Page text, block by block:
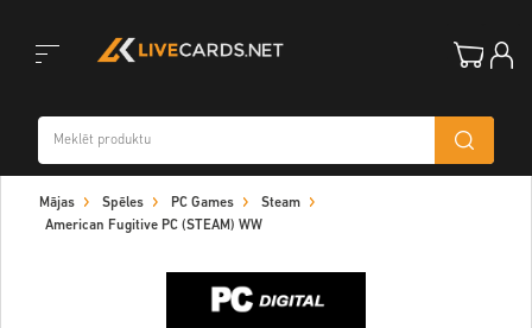
navigation
Mājas Spēles PC Games
Steam
American Fugitive PC (STEAM) WW